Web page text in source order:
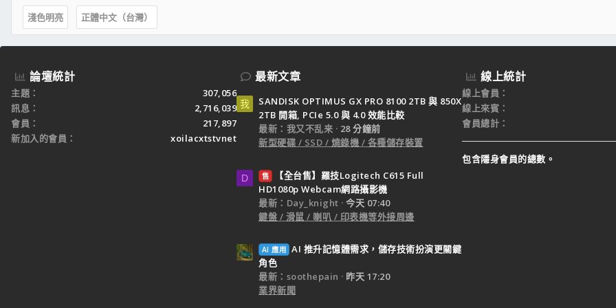
淺色明亮 正體中文（台灣）
論壇統計
主題
307,056
訊息
2,716,039
會員
217,897
新加入的會員
xoilacxtstvnet
最新文章
我
SANDISK OPTIMUS GX PRO 8100 2TB 與 850X
2TB 開箱, PCIe 5.0 與 4.0 效能比較
最新：我又不乱来
28 分鐘前
新型硬碟 / SSD / 燒錄機 / 各種儲存裝置
D 售
【全台售】羅技Logitech C615 Full
HD1080p Webcam網路攝影機
最新：Day_knight
今天 07:40
鍵盤 / 滑鼠 / 喇叭 / 印表機等外接周邊
AI 應用 AI 推升記憶體需求，儲存技術扮演更關鍵
角色
最新：soothepain
昨天 17:20
業界新聞
線上統計
線上會員
線上來賓
會員總計
包含隱身會員的總數。